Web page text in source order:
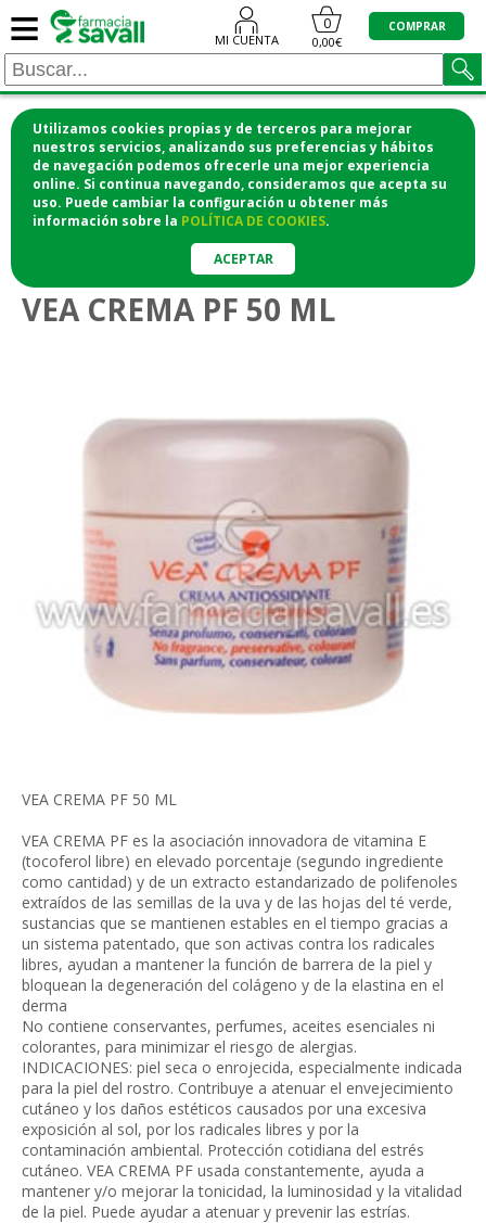
Utilizamos cookies propias y de terceros para mejorar
nuestros servicios, analizando sus preferencias y hábitos
de navegación podemos ofrecerle una mejor experiencia
online. Si continua navegando, consideramos que acepta su
uso. Puede cambiar la configuración u obtener más
información sobre la POLÍTICA DE COOKIES.
ACEPTAR
≡ MI CUENTA
0
0,00€
COMPRAR
¡COMPRA CÓMODAMENTE DESDE CASA Y RECOGE
EN LA FARMACIA!
o si lo prefieres te lo mandamos a casa
Cosmética facial >
VEA CREMA PF 50 ML
VEA CREMA PF 50 ML
VEA CREMA PF es la asociación innovadora de vitamina E
(tocoferol libre) en elevado porcentaje (segundo ingrediente
como cantidad) y de un extracto estandarizado de polifenoles
extraídos de las semillas de la uva y de las hojas del té verde,
sustancias que se mantienen estables en el tiempo gracias a
un sistema patentado, que son activas contra los radicales
libres, ayudan a mantener la función de barrera de la piel y
bloquean la degeneración del colágeno y de la elastina en el
derma
No contiene conservantes, perfumes, aceites esenciales ni
colorantes, para minimizar el riesgo de alergias.
INDICACIONES: piel seca o enrojecida, especialmente indicada
para la piel del rostro. Contribuye a atenuar el envejecimiento
cutáneo y los daños estéticos causados por una excesiva
exposición al sol, por los radicales libres y por la
contaminación ambiental. Protección cotidiana del estrés
cutáneo. VEA CREMA PF usada constantemente, ayuda a
mantener y/o mejorar la tonicidad, la luminosidad y la vitalidad
de la piel. Puede ayudar a atenuar y prevenir las estrías.